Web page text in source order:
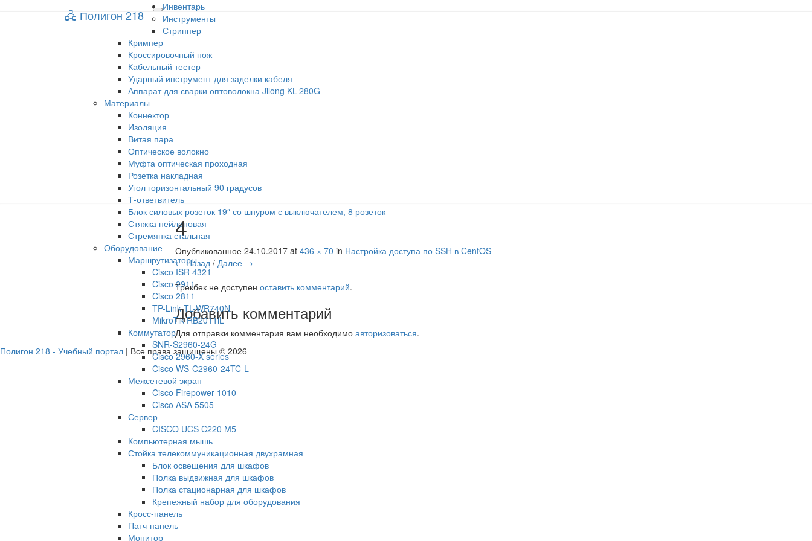
Toggle
navigation
🖧 Полигон 218
Инвентарь
Инструменты
Стриппер
Кримпер
Кроссировочный нож
Кабельный тестер
Ударный инструмент для заделки кабеля
Аппарат для сварки оптоволокна Jilong KL-280G
Материалы
Коннектор
Изоляция
Витая пара
Оптическое волокно
Муфта оптическая проходная
Розетка накладная
Угол горизонтальный 90 градусов
Т-ответвитель
Блок силовых розеток 19″ со шнуром с выключателем, 8 розеток
Стяжка нейлоновая
Стремянка стальная
Оборудование
Маршрутизаторы
Cisco ISR 4321
Cisco 2911
Cisco 2811
TP-Link TL-WR740N
MikroTik RB2011iL
Коммутатор
SNR-S2960-24G
Cisco 2960-X series
Cisco WS-C2960-24TC-L
Межсетевой экран
Cisco Firepower 1010
Cisco ASA 5505
Сервер
CISCO UCS C220 M5
Компьютерная мышь
Стойка телекоммуникационная двухрамная
Блок освещения для шкафов
Полка выдвижная для шкафов
Полка стационарная для шкафов
Крепежный набор для оборудования
Кросс-панель
Патч-панель
Монитор
🖧 Полигон 218
Учебный портал
4
Опубликованное24.10.2017 at436 × 70 in Настройка доступа по SSH в CentOS
← Назад /Далее →
Трекбек не доступеноставить комментарий.
Добавить комментарий
Для отправки комментария вам необходимоавторизоваться.
Полигон 218 - Учебный портал | Все права защищены © 2026